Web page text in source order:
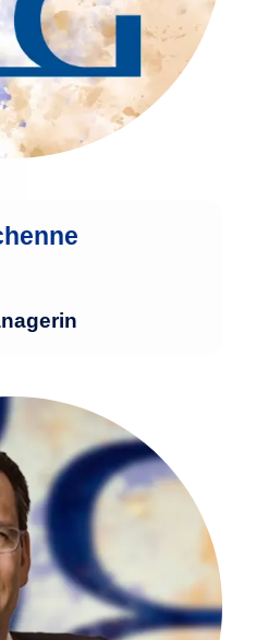
fort. Sie besitzt
als auch die
über mehr als
Erfahrung in der
während seines
mit
Bankwesen
einer deutschen
Nach dem Studium